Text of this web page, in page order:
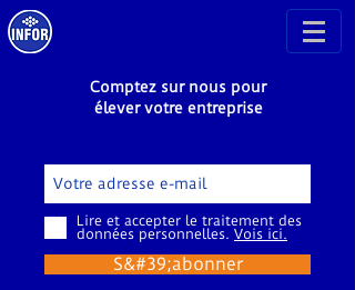
Comptez sur nous pour
élever votre entreprise
Lire et accepter le traitement des
données personnelles. Vois ici.
S&#39;abonner